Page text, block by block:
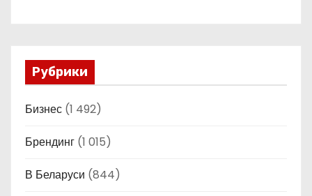
Рубрики
Бизнес (1 492)
Брендинг (1 015)
В Беларуси (844)